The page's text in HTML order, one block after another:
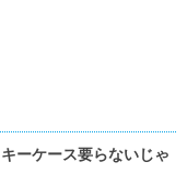
ーケース要らないじゃ